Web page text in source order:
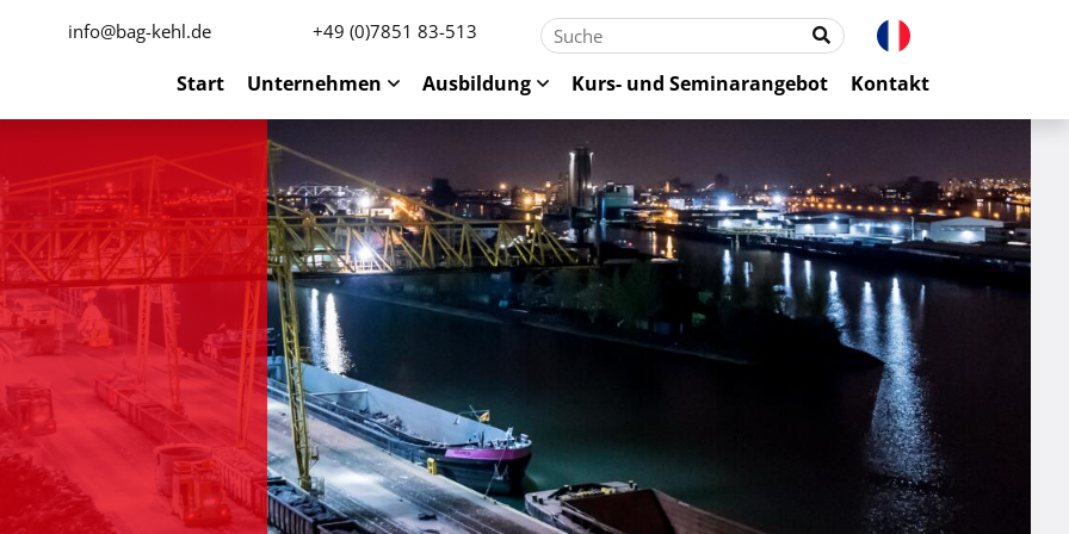
info@bag-kehl.de +49 (0)7851 83-513
Start Unternehmen Ausbildung Kurs- und Seminarangebot Kontakt